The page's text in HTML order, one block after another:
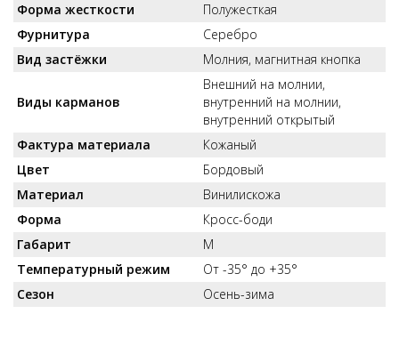
Форма жесткости
Полужесткая
Фурнитура
Серебро
Вид застёжки
Молния, магнитная кнопка
Виды карманов
Внешний на молнии,
внутренний на молнии,
внутренний открытый
Фактура материала
Кожаный
Цвет
Бордовый
Материал
Винилискожа
Форма
Кросс-боди
Габарит
M
Температурный режим
От -35° до +35°
Сезон
Осень-зима